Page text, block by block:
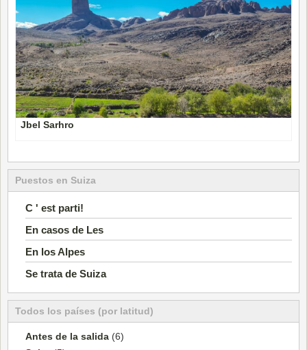
Jbel Sarhro
Puestos en Suiza
C ' est parti!
En casos de Les
En los Alpes
Se trata de Suiza
Todos los países (por latitud)
Antes de la salida (6)